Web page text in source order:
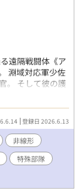
遠隔戦闘体《ア
淵域対応軍少佐
。 そして彼の護
獣人、ヴァルタ
付き、帰還し、
関係を描く、近
登録日 2026.6.13
非線形
特殊部隊